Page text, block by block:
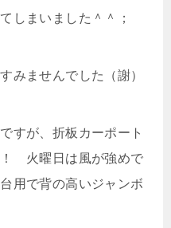
しまいました＾＾；
みませんでした（謝）
すが、折板カーポート
！ 火曜日は風が強めで
用で背の高いジャンボ